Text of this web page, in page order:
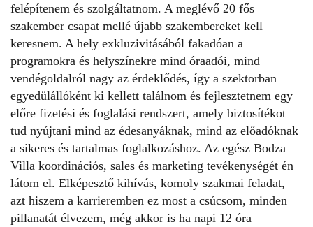
felépítenem és szolgáltatnom. A meglévő 20 fős
szakember csapat mellé újabb szakembereket kell
keresnem. A hely exkluzivitásából fakadóan a
programokra és helyszínekre mind óraadói, mind
vendégoldalról nagy az érdeklődés, így a szektorban
egyedülállóként ki kellett találnom és fejlesztetnem egy
előre fizetési és foglalási rendszert, amely biztosítékot
tud nyújtani mind az édesanyáknak, mind az előadóknak
a sikeres és tartalmas foglalkozáshoz. Az egész Bodza
Villa koordinációs, sales és marketing tevékenységét én
látom el. Elképesztő kihívás, komoly szakmai feladat,
azt hiszem a karrieremben ez most a csúcsom, minden
pillanatát élvezem, még akkor is ha napi 12 óra